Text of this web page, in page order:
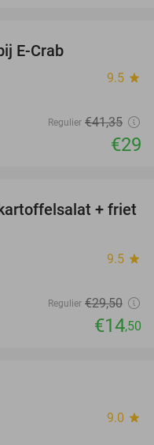
E-Crab
9.5 star
Regulier €41,35
€29
51%
+ friet
9.5 star
Regulier €29,50
€14,50
9.0 star